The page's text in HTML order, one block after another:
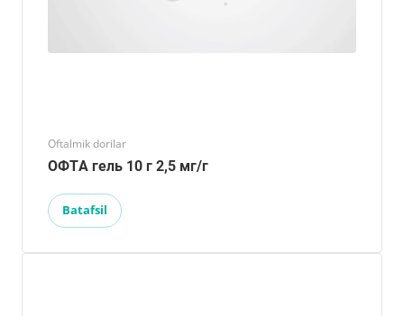
Oftalmik dorilar
ОФТA гель 10 г 2,5 мг/г
Batafsil